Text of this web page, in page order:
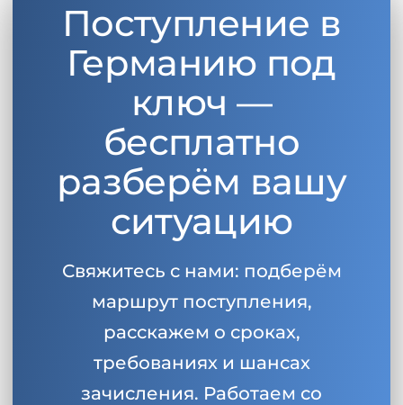
Поступление в
Германию под
ключ —
бесплатно
разберём вашу
ситуацию
Свяжитесь с нами: подберём
маршрут поступления,
расскажем о сроках,
требованиях и шансах
зачисления. Работаем со